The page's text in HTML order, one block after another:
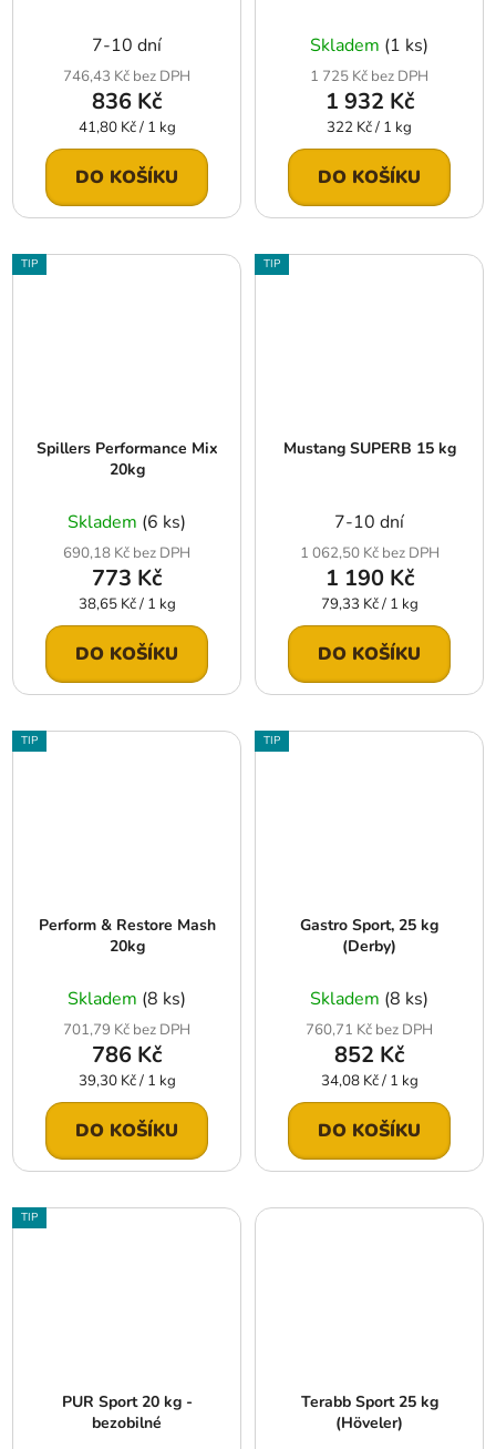
7-10 dní
746,43 Kč bez DPH
836 Kč
Měrná
cena:
41,80 Kč / 1 kg
DO KOŠÍKU
Skladem (1 ks)
1 725 Kč bez DPH
1 932 Kč
Měrná
cena:
322 Kč / 1 kg
DO KOŠÍKU
TIP
Spillers Performance Mix
20kg
Skladem (6 ks)
690,18 Kč bez DPH
773 Kč
Měrná
cena:
38,65 Kč / 1 kg
DO KOŠÍKU
TIP
Mustang SUPERB 15 kg
7-10 dní
1 062,50 Kč bez DPH
1 190 Kč
Měrná
cena:
79,33 Kč / 1 kg
DO KOŠÍKU
TIP
Perform & Restore Mash
20kg
Skladem (8 ks)
701,79 Kč bez DPH
786 Kč
Měrná
cena:
39,30 Kč / 1 kg
DO KOŠÍKU
TIP
Gastro Sport, 25 kg
(Derby)
Skladem (8 ks)
760,71 Kč bez DPH
852 Kč
Měrná
cena:
34,08 Kč / 1 kg
DO KOŠÍKU
TIP
PUR Sport 20 kg -
bezobilné
Terabb Sport 25 kg
(Höveler)